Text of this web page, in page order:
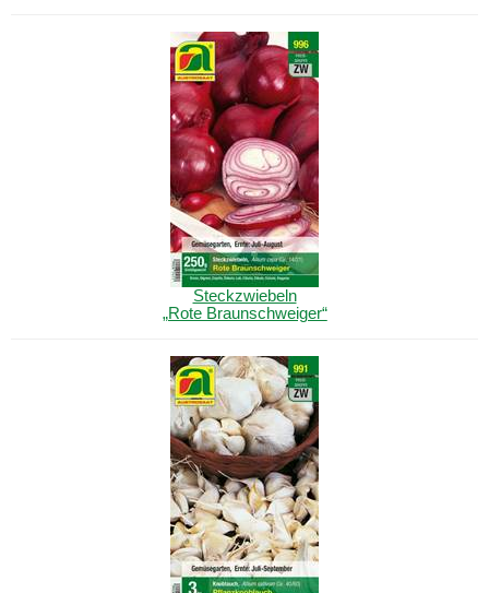
Steckzwiebeln
„Rote Braunschweiger“